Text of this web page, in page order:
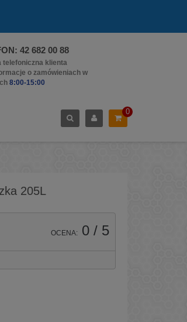
42 682 00 88
telefoniczna klienta
o zamówieniach w
8:00-15:00
0
205L
OCENA: 0/ 5